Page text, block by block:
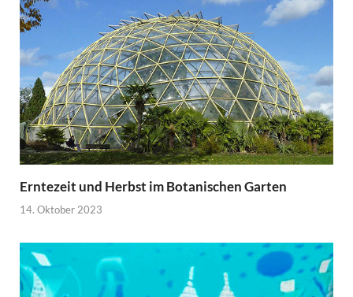
Erntezeit und Herbst im Botanischen Garten
14. Oktober 2023